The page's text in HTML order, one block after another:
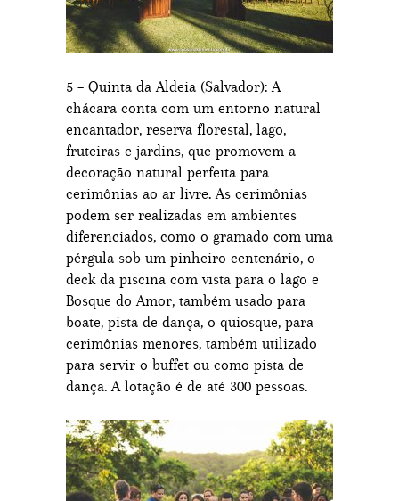
5 – Quinta da Aldeia (Salvador): A
chácara conta com um entorno natural
encantador, reserva florestal, lago,
fruteiras e jardins, que promovem a
decoração natural perfeita para
cerimônias ao ar livre. As cerimônias
podem ser realizadas em ambientes
diferenciados, como o gramado com uma
pérgula sob um pinheiro centenário, o
deck da piscina com vista para o lago e
Bosque do Amor, também usado para
boate, pista de dança, o quiosque, para
cerimônias menores, também utilizado
para servir o buffet ou como pista de
dança. A lotação é de até 300 pessoas.